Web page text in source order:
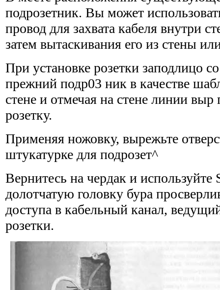
подрозетник. Вы может
провод для захвата кабеля внутри
затем вытаскивания его из стены
При установке розетки заподлицо
прежний подр03 ник в качестве
стене и отмечая на стене линии
розетку.
Применяя ножовку, вырежьте
штукатурке для подрозет^
Вернитесь на чердак и
долотчатую головку бура
доступа в кабельный канал,
розетки.